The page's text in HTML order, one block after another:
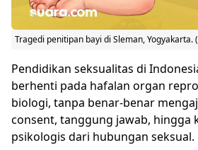
Tragedi penitipan bayi di Sleman, Yogyakarta.
Pendidikan seksualitas di
berhenti pada hafalan organ
biologi, tanpa benar-benar
consent, tanggung jawab, hingga
psikologis dari hubungan seksual.